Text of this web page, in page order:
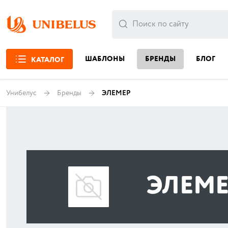
КАТАЛОГ ШАБЛОНЫ БРЕНДЫ БЛОГ
Унибелус Бренды ЭЛЕМЕР